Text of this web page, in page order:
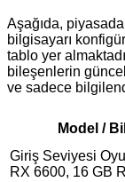
Aşağıda,
bilgisayarı
tablo yer
bileşenlerin
ve sadece
Model /
Giriş Seviyesi
RX 6600, 16 GB